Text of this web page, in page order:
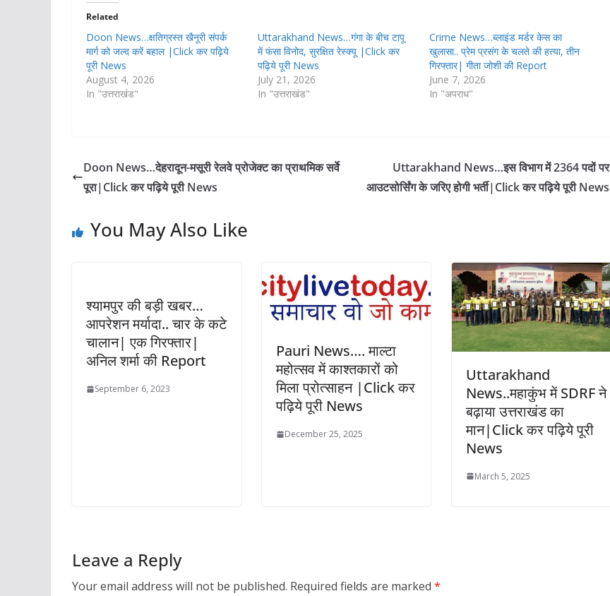
Related
Doon News…क्षतिग्रस्त खैनूरी संपर्क
मार्ग को जल्द करें बहाल |Click कर पढ़िये
पूरी News
August 4, 2026
In "उत्तराखंड"
Uttarakhand News…गंगा के बीच टापू
में फंसा विनोद, सुरक्षित रेस्क्यू |Click कर
पढ़िये पूरी News
July 21, 2026
In "उत्तराखंड"
Crime News…ब्लाइंड मर्डर केस का
खुलासा.. प्रेम प्रसंग के चलते की हत्या, तीन
गिरफ्तार| गीता जोशी की Report
June 7, 2026
In "अपराध"
Doon News…देहरादून-मसूरी रेलवे प्रोजेक्ट का प्राथमिक सर्वे
पूरा|Click कर पढ़िये पूरी News
Uttarakhand News…इस विभाग में 2364 पदों पर
आउटसोर्सिंग के जरिए होगी भर्ती|Click कर पढ़िये पूरी News
You May Also Like
श्यामपुर की बड़ी खबर…
आपरेशन मर्यादा.. चार के कटे
चालान| एक गिरफ्तार|
अनिल शर्मा की Report
September 6, 2023
Pauri News…. माल्टा
महोत्सव में काश्तकारों को
मिला प्रोत्साहन |Click कर
पढ़िये पूरी News
December 25, 2025
Uttarakhand
News..महाकुंभ में SDRF ने
बढ़ाया उत्तराखंड का
मान|Click कर पढ़िये पूरी
News
March 5, 2025
Leave a Reply
Your email address will not be published. Required fields are marked *